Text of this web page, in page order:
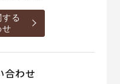
る
せ
合わせ